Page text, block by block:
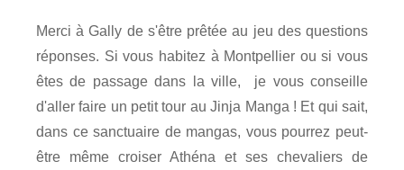
Merci à Gally de s'être prêtée au jeu des questions
réponses. Si vous habitez à Montpellier ou si vous
êtes de passage dans la ville, je vous conseille
d'aller faire un petit tour au Jinja Manga ! Et qui sait,
dans ce sanctuaire de mangas, vous pourrez peut-
être même croiser Athéna et ses chevaliers de